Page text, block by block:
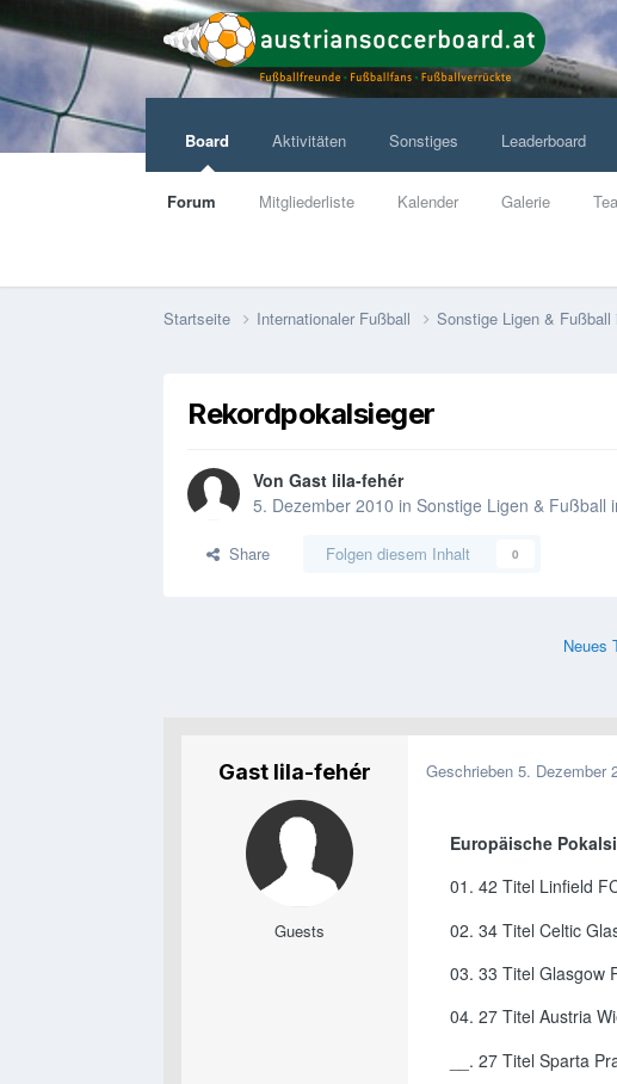
Board
Forum Mitgliederliste Kalender Galerie
Aktivitäten Sonstiges Leaderboard
Startseite Internationaler Fußball Sonstige Ligen & Fußball
Rekordpokalsieger
Von Gast lila-fehér
5. Dezember 2010 in Sonstige Ligen & Fußball
Share Folgen diesem Inhalt 0
Neues
Gast lila-fehér
Guests
Geschrieben 5. Dezember
Europäische
01. 42 Titel Linfield
02. 34 Titel Celtic
03. 33 Titel Glasgow
04. 27 Titel Austria
__. 27 Titel Sparta